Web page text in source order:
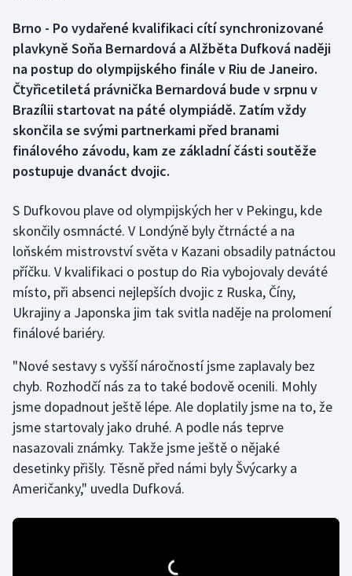
Box
Curling
Dostihy
Florbal
Golf
Gymnastika
Házená
Judo
Krasobruslení
Lezení
Brno - Po vydařené kvalifikaci cítí synchronizované
plavkyně Soňa Bernardová a Alžběta Dufková naději
na postup do olympijského finále v Riu de Janeiro.
Čtyřicetiletá právnička Bernardová bude v srpnu v
Brazílii startovat na páté olympiádě. Zatím vždy
skončila se svými partnerkami před branami
finálového závodu, kam ze základní části soutěže
postupuje dvanáct dvojic.
S Dufkovou plave od olympijských her v Pekingu, kde
skončily osmnácté. V Londýně byly čtrnácté a na
loňském mistrovství světa v Kazani obsadily patnáctou
příčku. V kvalifikaci o postup do Ria vybojovaly deváté
místo, při absenci nejlepších dvojic z Ruska, Číny,
Ukrajiny a Japonska jim tak svitla naděje na prolomení
finálové bariéry.
"Nové sestavy s vyšší náročností jsme zaplavaly bez
chyb. Rozhodčí nás za to také bodově ocenili. Mohly
jsme dopadnout ještě lépe. Ale doplatily jsme na to, že
jsme startovaly jako druhé. A podle nás teprve
nasazovali známky. Takže jsme ještě o nějaké
desetinky přišly. Těsně před námi byly Švýcarky a
Američanky," uvedla Dufková.